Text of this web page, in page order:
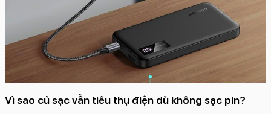
Vì sao củ sạc vẫn tiêu thụ điện dù không sạc pin?